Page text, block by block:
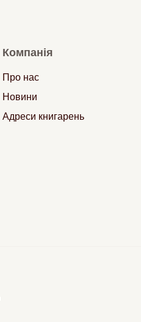
Компанія
Про нас
Новини
Адреси книгарень